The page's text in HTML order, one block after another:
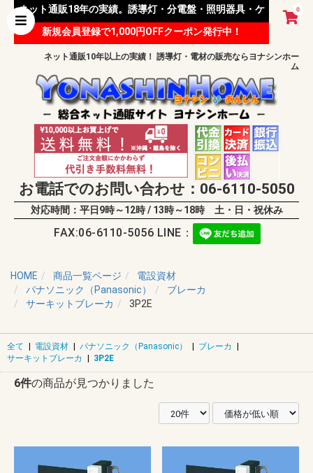
0
ネット通販18年の実績。誘導灯・分電盤・照明器具・ケ
ーブル等 様々な資材を取り扱っています。
新規会員登録で1,000円OFFクーポン発行中！
ネット通販10年以上の実績！ 誘導灯・電材の販売ならヨナシンホー
ム
お電話でのお問い合わせ：06-6110-5050
対応時間：平日9時～12時 / 13時～18時 土・日・祝休み
FAX:06-6110-5056 LINE：
HOME 商品一覧ページ
電設資材
パナソニック（Panasonic）
ブレーカ
サーキットブレーカ
3P2E
全て | 電設資材 | パナソニック（Panasonic） | ブレーカ
|
サーキットブレーカ
| 3P2E
6件の商品が見つかりました